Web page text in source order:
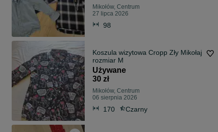
Mikołów, Centrum
27 lipca 2026
98
Koszula wizytowa Cropp Zły Mikołaj
rozmiar M
Używane
30 zł
Mikołów, Centrum
06 sierpnia 2026
170 Czarny